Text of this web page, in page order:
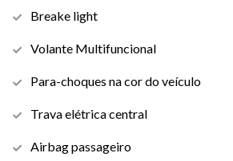
Breake light
Volante Multifuncional
Para-choques na cor do veículo
Trava elétrica central
Airbag passageiro